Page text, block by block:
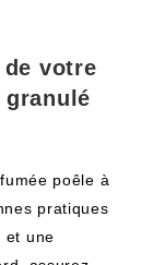
votre
granulé
poêle à
pratiques
et une